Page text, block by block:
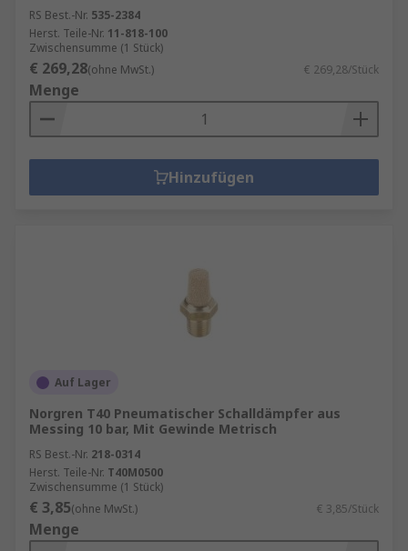
RS Best.-Nr. 535-2384
Herst. Teile-Nr. 11-818-100
Zwischensumme (1 Stück)
€ 269,28(ohne MwSt.) € 269,28/Stück
Menge
Hinzufügen
Auf Lager
Norgren T40 Pneumatischer Schalldämpfer aus
Messing 10 bar, Mit Gewinde Metrisch
RS Best.-Nr. 218-0314
Herst. Teile-Nr. T40M0500
Zwischensumme (1 Stück)
€ 3,85(ohne MwSt.) € 3,85/Stück
Menge